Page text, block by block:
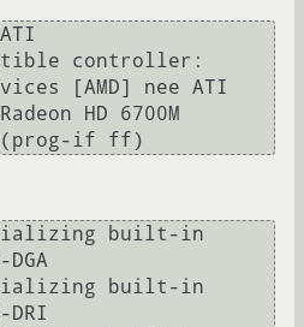
controller:
[AMD] nee ATI
HD 6700M
built-in
built-in
DRI